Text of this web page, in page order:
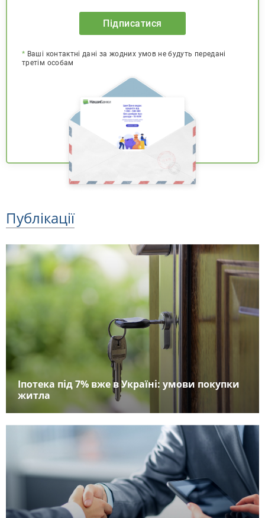
Підписатися
* Ваші контактні дані за жодних умов не будуть передані
третім особам
Публікації
Іпотека під 7% вже в Україні: умови покупки
житла